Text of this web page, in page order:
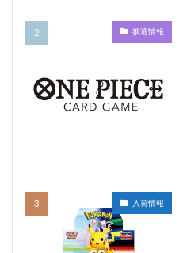
抽選情報
入荷情報